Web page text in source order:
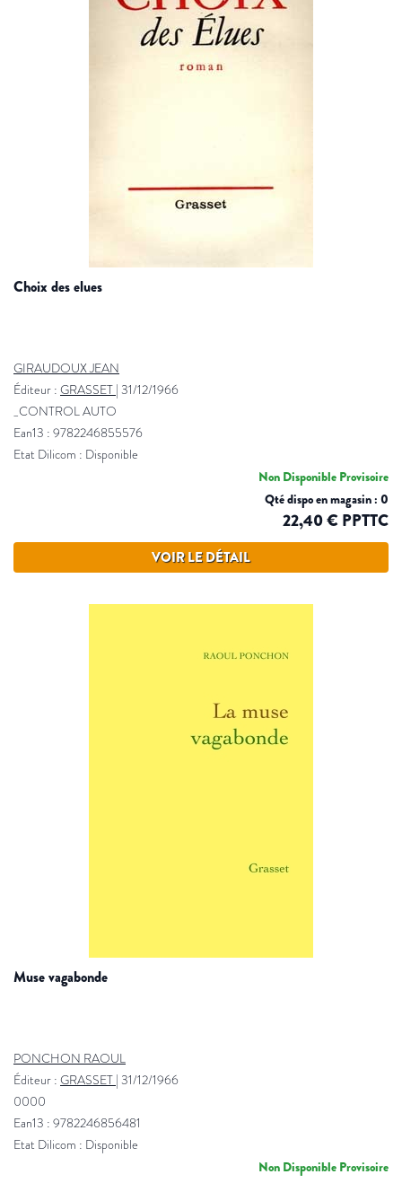
choix des elues
GIRAUDOUX JEAN
Éditeur : GRASSET | 31/12/1966
_CONTROL AUTO
Ean13 : 9782246855576
Etat Dilicom : Disponible
Non Disponible Provisoire
Qté dispo en magasin : 0
22,40 € PPTTC
VOIR LE DÉTAIL
muse vagabonde
PONCHON RAOUL
Éditeur : GRASSET | 31/12/1966
0000
Ean13 : 9782246856481
Etat Dilicom : Disponible
Non Disponible Provisoire